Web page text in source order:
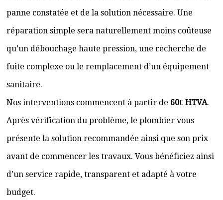
panne constatée et de la solution nécessaire. Une
réparation simple sera naturellement moins coûteuse
qu’un débouchage haute pression, une recherche de
fuite complexe ou le remplacement d’un équipement
sanitaire.
Nos interventions commencent à partir de 60€ HTVA.
Après vérification du problème, le plombier vous
présente la solution recommandée ainsi que son prix
avant de commencer les travaux. Vous bénéficiez ainsi
d’un service rapide, transparent et adapté à votre
budget.